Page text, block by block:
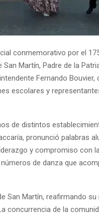
conmemorativo por el
Martín, Padre de la
Fernando Bouvier,
escolares y
de distintos
pronunció palabras
y compromiso con
de danza que
San Martín, reafirmando
concurrencia de la